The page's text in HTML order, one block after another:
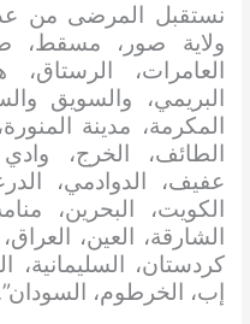
نستقبل المرضى من
ولاية صور، مسقط،
العامرات،
البريمي، والسويق
المكرمة، مدينة
الطائف، الخرج، وادي
عفيف، الدوادمي،
الكويت، البحرين،
الشارقة، العين،
كردستان، السليمانية،
إب، الخرطوم،